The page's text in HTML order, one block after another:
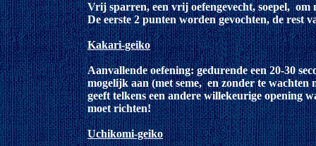
Vrij sparren, een vrij oefengevecht, soepel, om
De eerste 2 punten worden gevochten, de rest
Kakari-geiko
Aanvallende oefening: gedurende een 20-30
mogelijk aan (met seme, en zonder te wachten
geeft telkens een andere willekeurige opening
moet richten!
Uchikomi-geiko